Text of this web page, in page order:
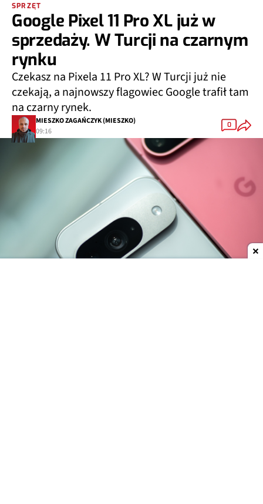
SPRZĘT
Google Pixel 11 Pro XL już w
sprzedaży. W Turcji na czarnym
rynku
Czekasz na Pixela 11 Pro XL? W Turcji już nie
czekają, a najnowszy flagowiec Google trafił tam
na czarny rynek.
MIESZKO ZAGAŃCZYK (MIESZKO)
09:16
0